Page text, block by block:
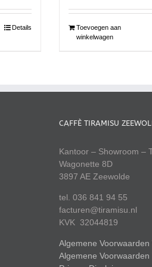
Details
Toevoegen aan
winkelwagen
CAFFÈ TIRAMISU
Kantoor – Showroom –
Wagonette 8D
3897 AE Zeewolde
tel. 036 841 94 55
facturen@tiramisu.nl
KVK 32044819
Algemene Voorwaarden
Algemene Voorwaarden